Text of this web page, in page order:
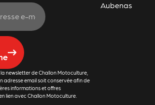
la newsletter de Challon Motoculture,
adresse email soit conservée afin de
informations et offres
lien avec Challon Motoculture.
Aubenas